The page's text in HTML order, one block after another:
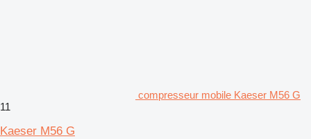
compresseur mobile Kaeser M56 G
11
Kaeser M56 G